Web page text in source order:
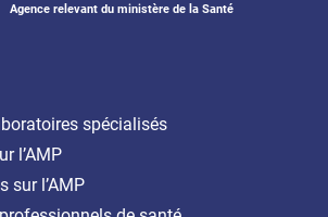
Agence relevant du ministère de la Santé
spécialisés
l’AMP
sur l’AMP